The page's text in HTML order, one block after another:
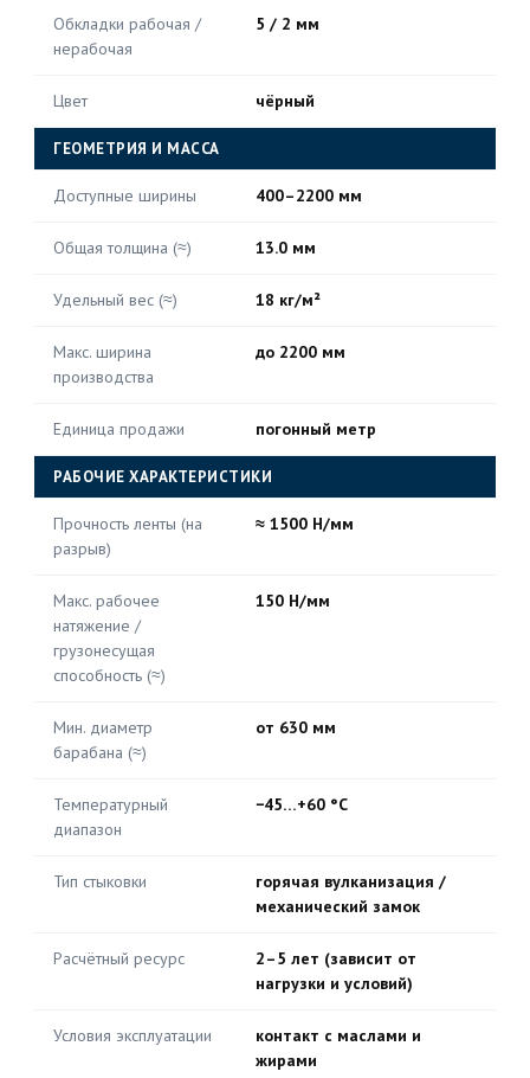
Обкладки рабочая /
нерабочая
5 / 2 мм
Цвет чёрный
ГЕОМЕТРИЯ И МАССА
Доступные ширины 400–2200 мм
Общая толщина (≈) 13.0 мм
Удельный вес (≈) 18 кг/м²
Макс. ширина
производства
до 2200 мм
Единица продажи погонный метр
РАБОЧИЕ ХАРАКТЕРИСТИКИ
Прочность ленты (на
разрыв)
≈ 1500 Н/мм
Макс. рабочее
натяжение /
грузонесущая
способность (≈)
150 Н/мм
Мин. диаметр
барабана (≈)
от 630 мм
Температурный
диапазон
−45…+60 °C
Тип стыковки
горячая вулканизация /
механический замок
Расчётный ресурс
2–5 лет (зависит от
нагрузки и условий)
Условия эксплуатации
контакт с маслами и
жирами